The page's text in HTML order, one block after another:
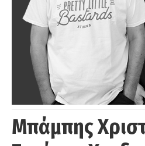
Μπάμπης